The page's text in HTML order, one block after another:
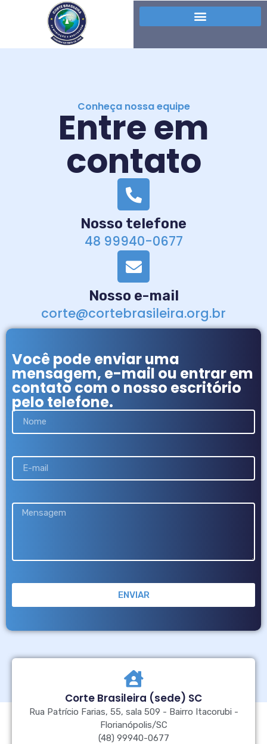
Conheça nossa equipe
Entre em
contato
Nosso telefone
48 99940-0677
Nosso e-mail
corte@cortebrasileira.org.br
Você pode enviar uma
mensagem, e-mail ou entrar em
contato com o nosso escritório
pelo telefone.
ENVIAR
Corte Brasileira (sede) SC
Rua Patrício Farias, 55, sala 509 - Bairro Itacorubi -
Florianópolis/SC
(48) 99940-0677